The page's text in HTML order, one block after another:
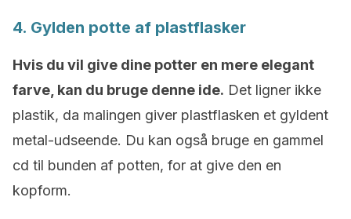
4. Gylden potte af plastflasker
Hvis du vil give dine potter en mere elegant
farve, kan du bruge denne ide. Det ligner ikke
plastik, da malingen giver plastflasken et gyldent
metal-udseende. Du kan også bruge en gammel
cd til bunden af potten, for at give den en
kopform.